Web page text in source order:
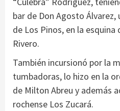
bar de Don Agosto
de Los Pinos, en la esquina
Rivero.
También incursionó por la
tumbadoras, lo hizo en la
de Milton Abreu y además
rochense Los Zucará.